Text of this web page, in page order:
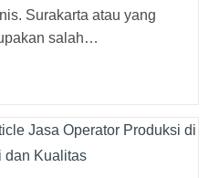
Surakarta atau yang
salah…